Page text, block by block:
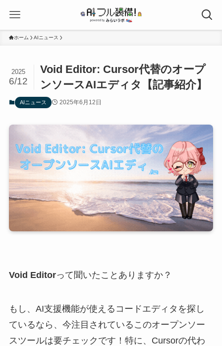
ホーム AIニュース
Void Editor: Cursor代替のオープ
ンソースAIエディタ【記事紹介】
2025
6/12
AIニュース 2025年6月12日
Void Editorって聞いたことありますか？
もし、AI支援機能が使えるコードエディタを探し
ているなら、今注目されているこのオープンソー
スツールは要チェックです！特に、Cursorの代わ